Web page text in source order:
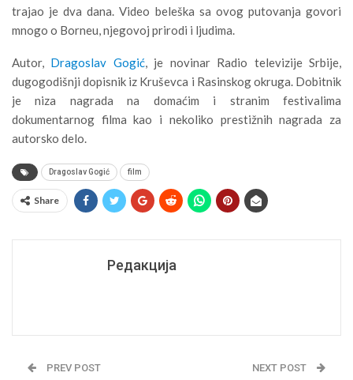
trajao je dva dana. Video beleška sa ovog putovanja govori
mnogo o Borneu, njegovoj prirodi i ljudima.
Autor, Dragoslav Gogić, je novinar Radio televizije Srbije,
dugogodišnji dopisnik iz Kruševca i Rasinskog okruga. Dobitnik
je niza nagrada na domaćim i stranim festivalima
dokumentarnog filma kao i nekoliko prestižnih nagrada za
autorsko delo.
Dragoslav Gogić film
Share
Редакција
PREV POST NEXT POST